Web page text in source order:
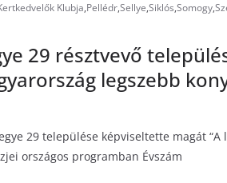
Klubja,Pellédr,Sellye,Siklós,Somogy,
29 résztvevő
legszebb
29 települése képviseltette magát “A
országos programban Évszám